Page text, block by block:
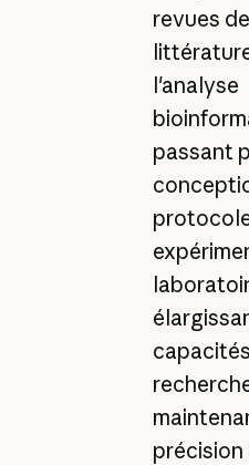
revues de
l'analyse
passant
précision